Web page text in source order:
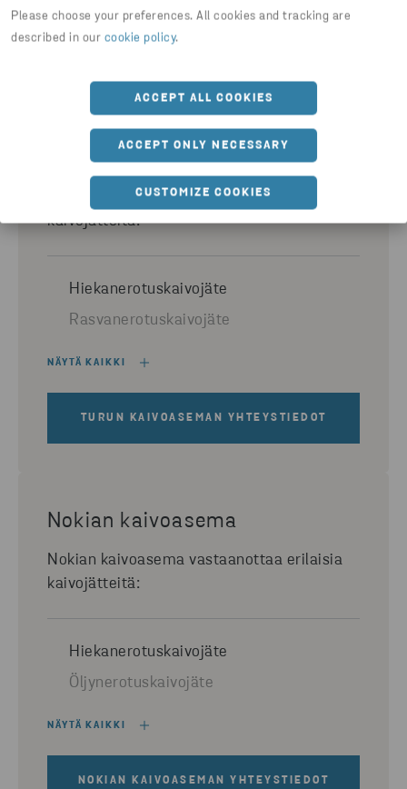
Please choose your preferences. All cookies and tracking are
described in our cookie policy.
ACCEPT ALL COOKIES
ACCEPT ONLY NECESSARY
CUSTOMIZE COOKIES
Turun kaivoasema
Turun kaivoasema vastaanottaa erilaisia
kaivojätteitä:
Hiekanerotuskaivojäte
Rasvanerotuskaivojäte
NÄYTÄ KAIKKI
TURUN KAIVOASEMAN YHTEYSTIEDOT
Nokian kaivoasema
Nokian kaivoasema vastaanottaa erilaisia
kaivojätteitä:
Hiekanerotuskaivojäte
Öljynerotuskaivojäte
NÄYTÄ KAIKKI
NOKIAN KAIVOASEMAN YHTEYSTIEDOT